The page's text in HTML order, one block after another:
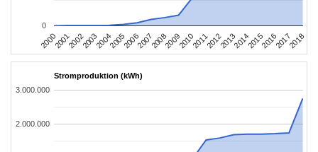
2000200120022003200420052006200720082009201020112012201320142015201620172018
0
Stromproduktion (kWh)
2.000.000
3.000.000